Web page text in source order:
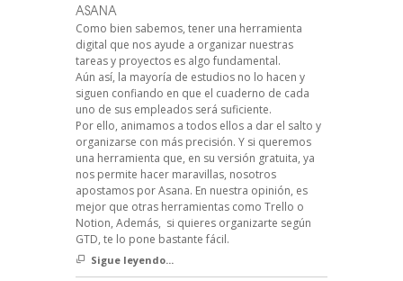
ASANA
Como bien sabemos, tener una herramienta
digital que nos ayude a organizar nuestras
tareas y proyectos es algo fundamental.
Aún así, la mayoría de estudios no lo hacen y
siguen confiando en que el cuaderno de cada
uno de sus empleados será suficiente.
Por ello, animamos a todos ellos a dar el salto y
organizarse con más precisión. Y si queremos
una herramienta que, en su versión gratuita, ya
nos permite hacer maravillas, nosotros
apostamos por Asana. En nuestra opinión, es
mejor que otras herramientas como Trello o
Notion, Además, si quieres organizarte según
GTD, te lo pone bastante fácil.
Sigue leyendo...